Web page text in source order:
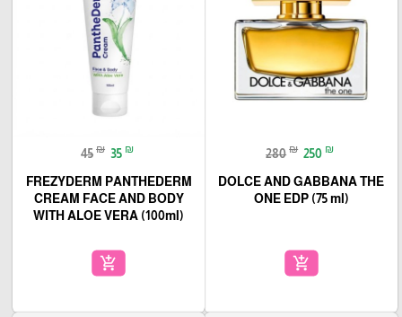
280 ₪ 250 ₪
DOLCE AND GABBANA THE
ONE EDP (75 ml)
add_shopping_cart
45 ₪ 35 ₪
FREZYDERM PANTHEDERM
CREAM FACE AND BODY
WITH ALOE VERA (100ml)
add_shopping_cart